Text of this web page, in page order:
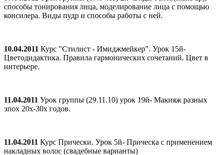
способы тонирования лица, моделирование лица с помощью
консилера. Виды пудр и способы работы с ней.
10.04.2011 Курс "Стилист - Имиджмейкер". Урок 15й-
Цветодидактика. Правила гармонических сочетаний. Цвет в
интерьере.
11.04.2011 Урок группы (29.11.10) урок 19й- Макияж разных
эпох 20х-30х годов.
11.04.2011 Курс Прически. Урок 5й- Прическа с применением
накладных волос (свадебные варианты)